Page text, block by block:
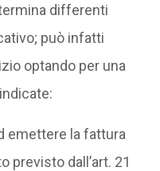
differenti
può infatti
optando per una
emettere la fattura
previsto dall’art. 21